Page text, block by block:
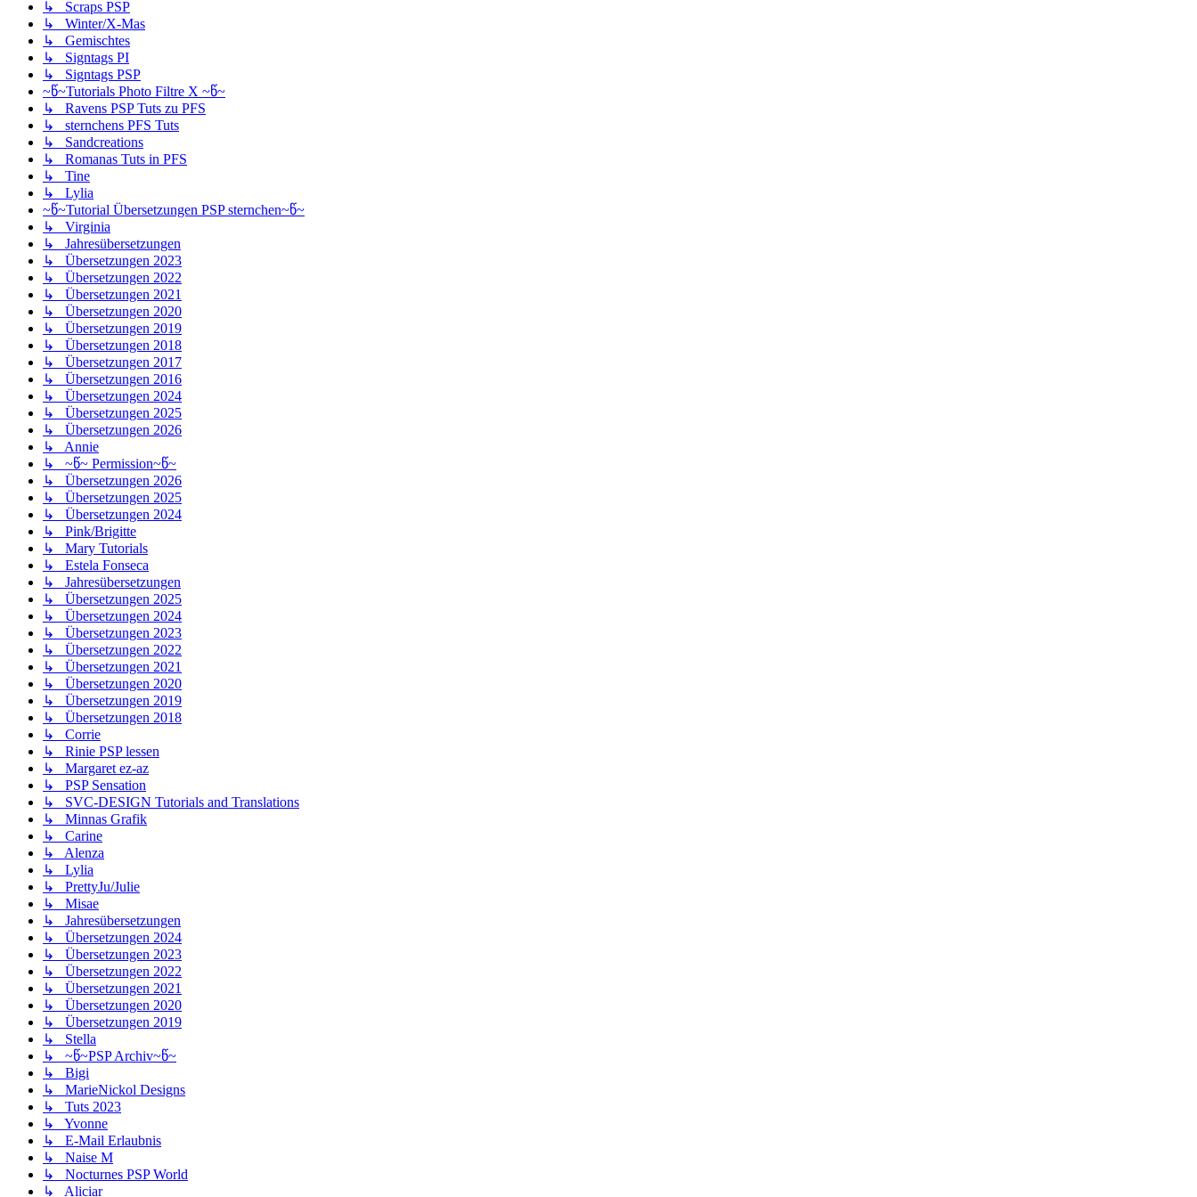
↳ Scraps PSP
↳ Winter/X-Mas
↳ Gemischtes
↳ Signtags PI
↳ Signtags PSP
~წ~Tutorials Photo Filtre X ~წ~
↳ Ravens PSP Tuts zu PFS
↳ sternchens PFS Tuts
↳ Sandcreations
↳ Romanas Tuts in PFS
↳ Tine
↳ Lylia
~წ~Tutorial Übersetzungen PSP sternchen~წ~
↳ Virginia
↳ Jahresübersetzungen
↳ Übersetzungen 2023
↳ Übersetzungen 2022
↳ Übersetzungen 2021
↳ Übersetzungen 2020
↳ Übersetzungen 2019
↳ Übersetzungen 2018
↳ Übersetzungen 2017
↳ Übersetzungen 2016
↳ Übersetzungen 2024
↳ Übersetzungen 2025
↳ Übersetzungen 2026
↳ Annie
↳ ~წ~ Permission~წ~
↳ Übersetzungen 2026
↳ Übersetzungen 2025
↳ Übersetzungen 2024
↳ Pink/Brigitte
↳ Mary Tutorials
↳ Estela Fonseca
↳ Jahresübersetzungen
↳ Übersetzungen 2025
↳ Übersetzungen 2024
↳ Übersetzungen 2023
↳ Übersetzungen 2022
↳ Übersetzungen 2021
↳ Übersetzungen 2020
↳ Übersetzungen 2019
↳ Übersetzungen 2018
↳ Corrie
↳ Rinie PSP lessen
↳ Margaret ez-az
↳ PSP Sensation
↳ SVC-DESIGN Tutorials and Translations
↳ Minnas Grafik
↳ Carine
↳ Alenza
↳ Lylia
↳ PrettyJu/Julie
↳ Misae
↳ Jahresübersetzungen
↳ Übersetzungen 2024
↳ Übersetzungen 2023
↳ Übersetzungen 2022
↳ Übersetzungen 2021
↳ Übersetzungen 2020
↳ Übersetzungen 2019
↳ Stella
↳ ~წ~PSP Archiv~წ~
↳ Bigi
↳ MarieNickol Designs
↳ Tuts 2023
↳ Yvonne
↳ E-Mail Erlaubnis
↳ Naise M
↳ Nocturnes PSP World
↳ Aliciar